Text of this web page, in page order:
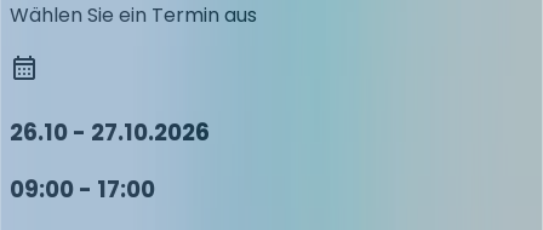
Wählen Sie ein Termin aus
26.10 - 27.10.2026
09:00 - 17:00